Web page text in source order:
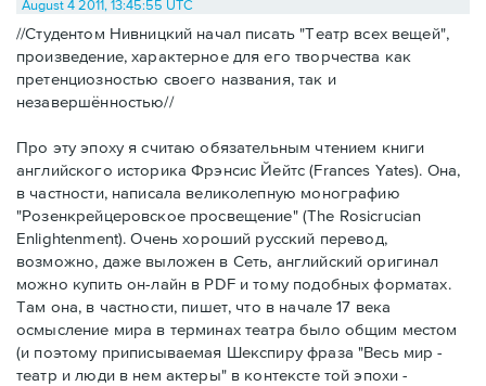
August 4 2011, 13:45:55 UTC
//Студентом Нивницкий начал писать "Театр всех вещей",
произведение, характерное для его творчества как
претенциозностью своего названия, так и
незавершённостью//
Про эту эпоху я считаю обязательным чтением книги
английского историка Фрэнсис Йейтс (Frances Yates). Она,
в частности, написала великолепную монографию
"Розенкрейцеровское просвещение" (The Rosicrucian
Enlightenment). Очень хороший русский перевод,
возможно, даже выложен в Сеть, английский оригинал
можно купить он-лайн в PDF и тому подобных форматах.
Там она, в частности, пишет, что в начале 17 века
осмысление мира в терминах театра было общим местом
(и поэтому приписываемая Шекспиру фраза "Весь мир -
театр и люди в нем актеры" в контексте той эпохи -